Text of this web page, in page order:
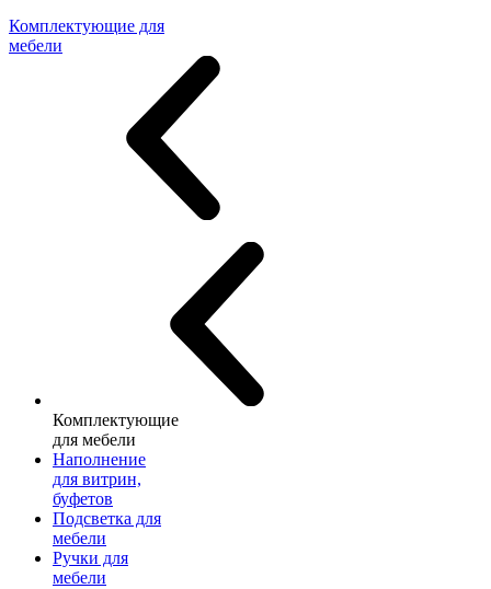
Комплектующие для
мебели
Комплектующие
для мебели
Наполнение
для витрин,
буфетов
Подсветка для
мебели
Ручки для
мебели